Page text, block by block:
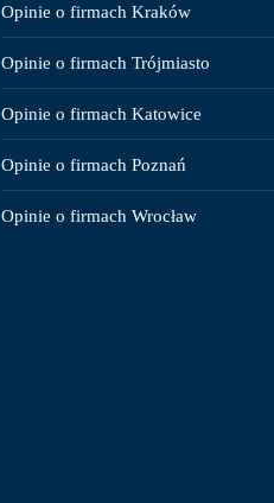
Opinie o firmach Kraków
Opinie o firmach Trójmiasto
Opinie o firmach Katowice
Opinie o firmach Poznań
Opinie o firmach Wrocław